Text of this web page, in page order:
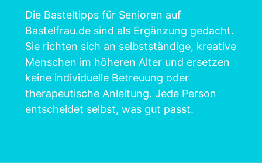
Die Basteltipps für Senioren auf
Bastelfrau.de sind als Ergänzung gedacht.
Sie richten sich an selbstständige, kreative
Menschen im höheren Alter und ersetzen
keine individuelle Betreuung oder
therapeutische Anleitung. Jede Person
entscheidet selbst, was gut passt.